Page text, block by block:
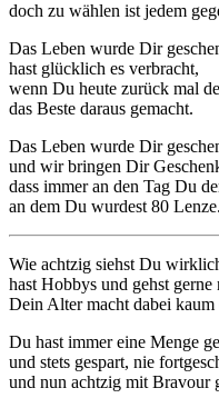
doch zu wählen ist jedem
Das Leben wurde Dir
hast glücklich es verbracht,
wenn Du heute zurück mal
das Beste daraus gemacht.
Das Leben wurde Dir
und wir bringen Dir
dass immer an den Tag Du
an dem Du wurdest 80 Lenze.
Wie achtzig siehst Du
hast Hobbys und gehst gerne
Dein Alter macht dabei kaum
Du hast immer eine Menge
und stets gespart, nie
und nun achtzig mit Bravour